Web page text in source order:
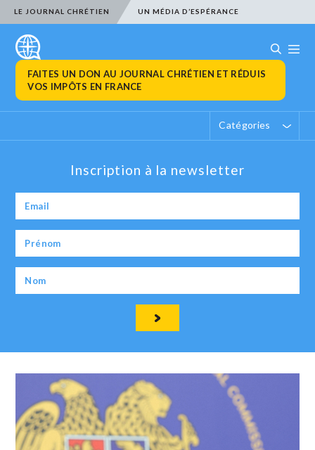
LE JOURNAL CHRÉTIEN UN MÉDIA D’ESPÉRANCE
FAITES UN DON AU JOURNAL CHRÉTIEN ET RÉDUIS
VOS IMPÔTS EN FRANCE
Catégories
Inscription à la newsletter